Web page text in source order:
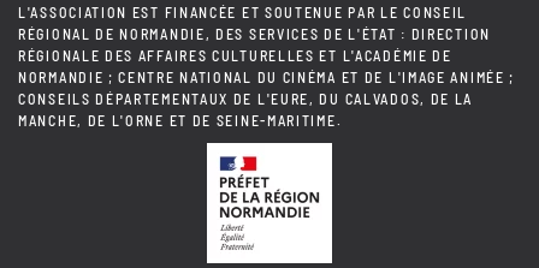
L'ASSOCIATION EST FINANCÉE ET SOUTENUE PAR LE CONSEIL
RÉGIONAL DE NORMANDIE, DES SERVICES DE L'ÉTAT : DIRECTION
RÉGIONALE DES AFFAIRES CULTURELLES ET L'ACADÉMIE DE
NORMANDIE ; CENTRE NATIONAL DU CINÉMA ET DE L'IMAGE ANIMÉE ;
CONSEILS DÉPARTEMENTAUX DE L'EURE, DU CALVADOS, DE LA
MANCHE, DE L'ORNE ET DE SEINE-MARITIME.